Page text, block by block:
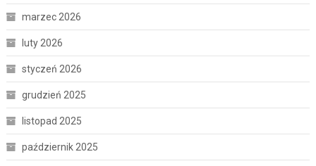
marzec 2026
luty 2026
styczeń 2026
grudzień 2025
listopad 2025
październik 2025